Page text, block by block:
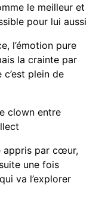
le meilleur et
pour lui aussi
l’émotion pure
la crainte par
c’est plein de
clown entre
appris par cœur,
une fois
va l’explorer